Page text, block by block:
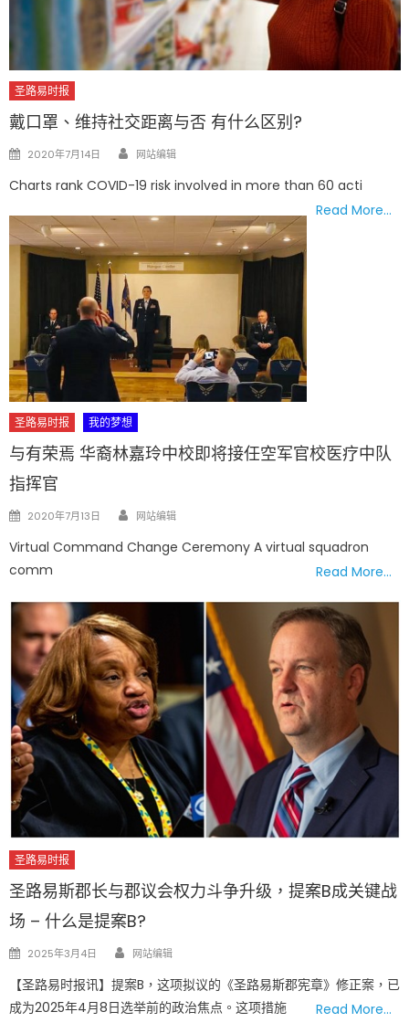
圣路易时报
戴口罩、维持社交距离与否 有什么区别?
Posted
2020年7月14日 Author
网站编辑
Charts rank COVID-19 risk involved in more than 60 acti
Read More…
圣路易时报 我的梦想
与有荣焉 华裔林嘉玲中校即将接任空军官校医疗中队
指挥官
Posted
2020年7月13日 Author
网站编辑
Virtual Command Change Ceremony A virtual squadron
comm
Read More…
圣路易时报
圣路易斯郡长与郡议会权力斗争升级，提案B成关键战
场 – 什么是提案B?
Posted
2025年3月4日 Author
网站编辑
【圣路易时报讯】提案B，这项拟议的《圣路易斯郡宪章》修正案，已
成为2025年4月8日选举前的政治焦点。这项措施
Read More…